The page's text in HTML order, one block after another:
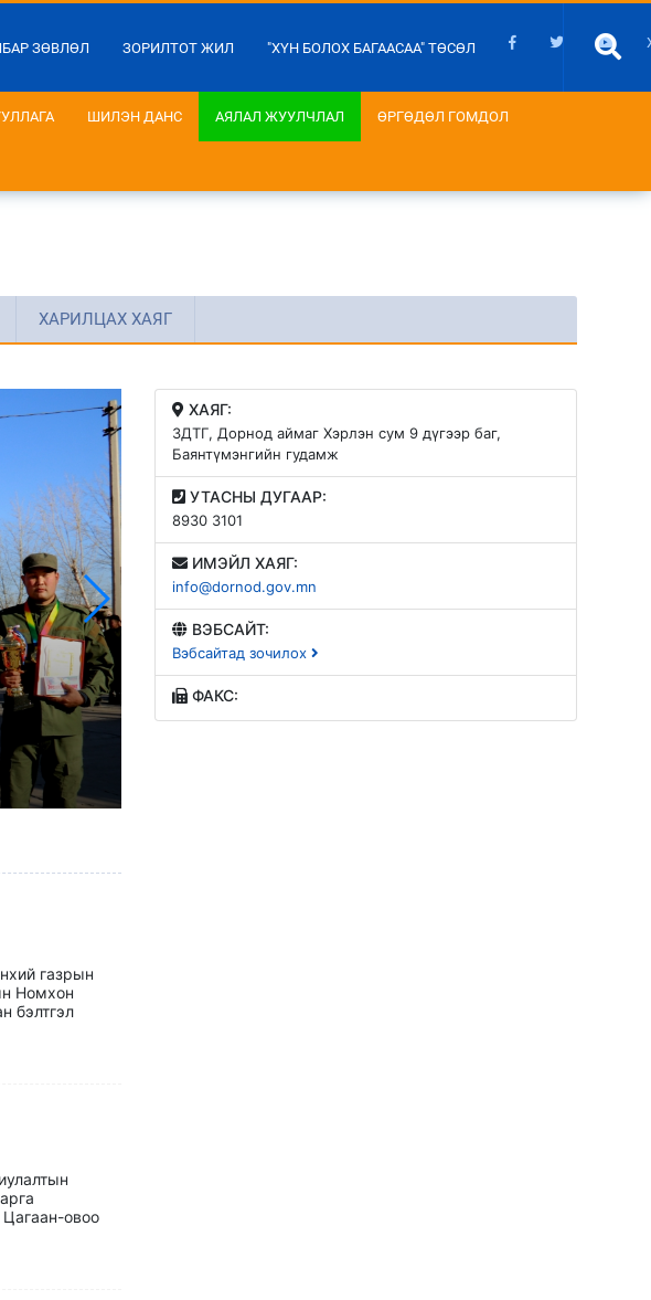
ЗӨВЛӨЛ ЗОРИЛТОТ ЖИЛ "ХҮН БОЛОХ БАГААСАА" ТӨСӨЛ
ШИЛЭН ДАНС АЯЛАЛ ЖУУЛЧЛАЛ ӨРГӨДӨЛ ГОМДОЛ
ХАРИЛЦАХ ХАЯГ
газрын
Номхон
бэлтгэл
овоо
ХАЯГ:
ЗДТГ, Дорнод аймаг Хэрлэн сум 9 дүгээр баг,
Баянтүмэнгийн гудамж
УТАСНЫ ДУГААР:
8930 3101
ИМЭЙЛ ХАЯГ:
info@dornod.gov.mn
ВЭБСАЙТ:
Вэбсайтад зочилох
ФАКС: